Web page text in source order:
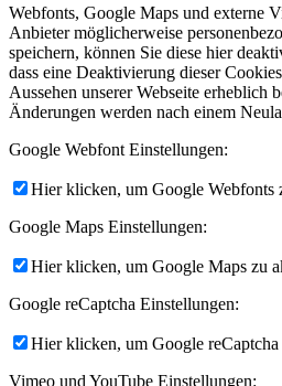
Webfonts, Google Maps und externe
Anbieter möglicherweise
speichern, können Sie diese hier
dass eine Deaktivierung dieser
Aussehen unserer Webseite erheblich
Änderungen werden nach einem
Google Webfont Einstellungen:
Hier klicken, um Google Webfonts
Google Maps Einstellungen:
Hier klicken, um Google Maps zu
Google reCaptcha Einstellungen:
Hier klicken, um Google
Vimeo und YouTube Einstellungen: